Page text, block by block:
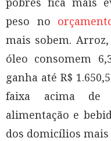
peso no
mais sobem.
óleo consomem
ganha até R$
faixa acima de
alimentação e
dos domicílios mais